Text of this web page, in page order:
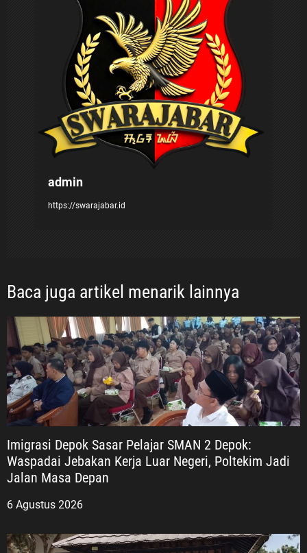
admin
https://swarajabar.id
Baca juga artikel menarik lainnya
Imigrasi Depok Sasar Pelajar SMAN 2 Depok:
Waspadai Jebakan Kerja Luar Negeri, Poltekim Jadi
6 Agustus 2026